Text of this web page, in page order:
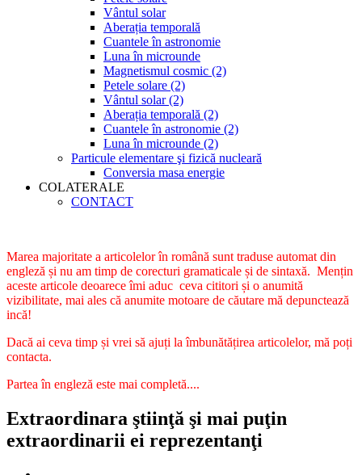
Vântul solar
Aberația temporală
Cuantele în astronomie
Luna în microunde
Magnetismul cosmic (2)
Petele solare (2)
Vântul solar (2)
Aberația temporală (2)
Cuantele în astronomie (2)
Luna în microunde (2)
Particule elementare şi fizică nucleară
Conversia masa energie
COLATERALE
CONTACT
Marea majoritate a articolelor în română sunt traduse automat din
engleză și nu am timp de corecturi gramaticale și de sintaxă. Mențin
aceste articole deoarece îmi aduc ceva cititori și o anumită
vizibilitate, mai ales că anumite motoare de căutare mă depunctează
incă!
Dacă ai ceva timp și vrei să ajuți la îmbunătățirea articolelor, mă poți
contacta.
Partea în engleză este mai completă....
Extraordinara ştiinţă şi mai puţin
extraordinarii ei reprezentanţi